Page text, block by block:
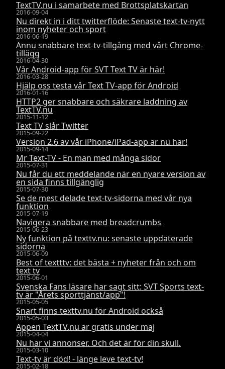
TextTV.nu i samarbete med Brottsplatskartan
2016-09-04
Nu direkt in i ditt twitterflöde: Senaste text-tv-nytt
inom nyheter och sport
2016-06-19
Ännu snabbare text-tv-tillgång med vårt Chrome-
tillägg
2016-04-30
Vår Android-app för SVT Text TV är här!
2016-03-28
Hjälp oss testa vår Text TV-app för Android
2016-01-16
HTTP2 ger snabbare och säkrare laddning av
TextTV.nu
2015-11-12
Text TV slår Twitter
2015-09-22
Version 2.6 av vår iPhone/iPad-app är nu här!
2015-09-14
Mr Text-TV - En man med många sidor
2015-07-31
Nu får du ett meddelande när en nyare version av
en sida finns tillgänglig
2015-07-30
Se de mest delade text-tv-sidorna med vår nya
funktion
2015-07-19
Navigera snabbare med breadcrumbs
2015-06-23
Ny funktion på texttv.nu: senaste uppdaterade
sidorna
2015-06-09
Best of textttv: det bästa + nyheter från och om
text tv
2015-06-01
Svenska Fans läsare har sagt sitt: SVT Sports text-
tv är "Årets sporttjänst/app"!
2015-05-05
Snart finns texttv.nu för Android också
2015-05-03
Appen TextTV.nu är gratis under maj
2015-04-04
Nu har vi annonser. Och det är för din skull.
2015-03-10
Text-tv är död! - länge leve text-tv!
2015-02-18